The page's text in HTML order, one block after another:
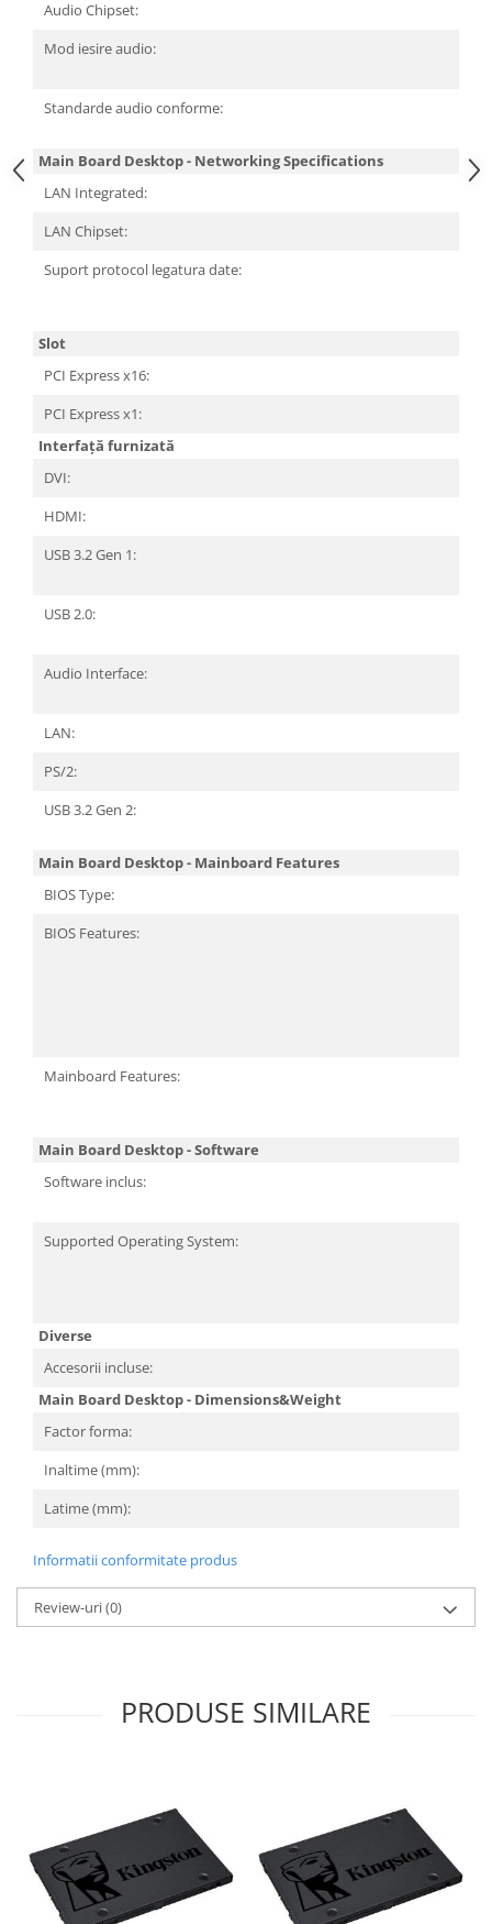
Audio Chipset:
Mod iesire audio:
Standarde audio conforme:
Main Board Desktop - Networking Specifications
LAN Integrated:
LAN Chipset:
Suport protocol legatura date:
Slot
PCI Express x16:
PCI Express x1:
Interfață furnizată
DVI:
HDMI:
USB 3.2 Gen 1:
USB 2.0:
Audio Interface:
LAN:
PS/2:
USB 3.2 Gen 2:
Main Board Desktop - Mainboard Features
BIOS Type:
BIOS Features:
Mainboard Features:
Main Board Desktop - Software
Software inclus:
Supported Operating System:
Diverse
Accesorii incluse:
Main Board Desktop - Dimensions&Weight
Factor forma:
Inaltime (mm):
Latime (mm):
Informatii conformitate produs
Review-uri(0)
PRODUSE SIMILARE